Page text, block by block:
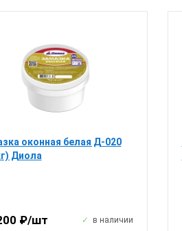
оконная белая Д-020
Диола
₽/шт в наличии